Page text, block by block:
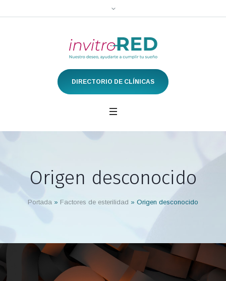
DIRECTORIO DE CLÍNICAS
Origen desconocido
Portada » Factores de esterilidad » Origen desconocido